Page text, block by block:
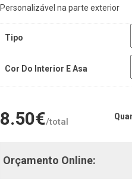
Personalizável na parte exterior
Tipo
Cor Do Interior E Asa
8.50€/total
Orçamento Online: